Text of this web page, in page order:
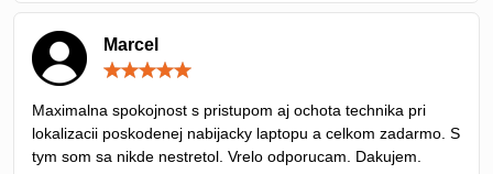
Marcel
5
Maximalna spokojnost s pristupom aj ochota technika pri
lokalizacii poskodenej nabijacky laptopu a celkom zadarmo. S
tym som sa nikde nestretol. Vrelo odporucam. Dakujem.